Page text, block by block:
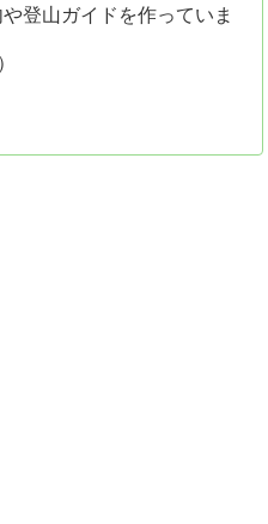
登山ガイドを作っていま